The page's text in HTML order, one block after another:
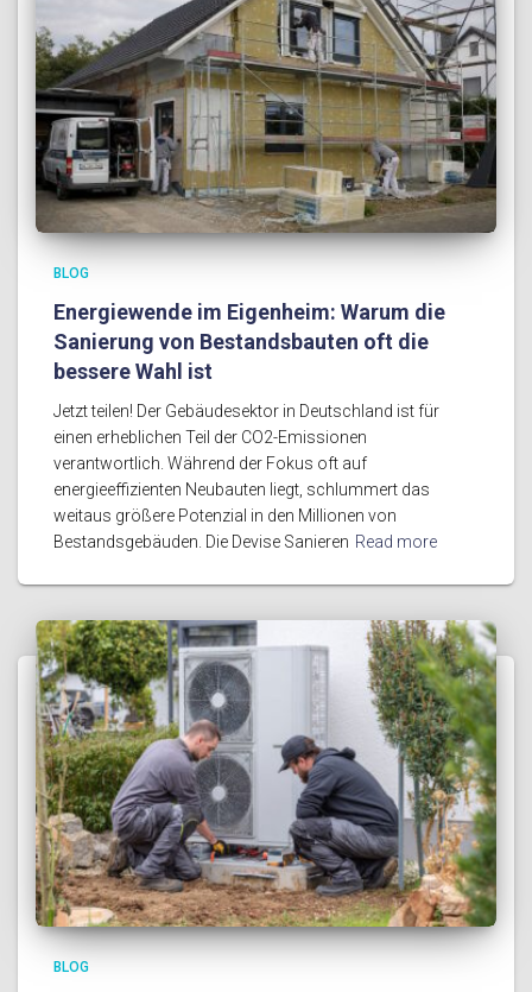
BLOG
Energiewende im Eigenheim: Warum die
Sanierung von Bestandsbauten oft die
bessere Wahl ist
Jetzt teilen! Der Gebäudesektor in Deutschland ist für
einen erheblichen Teil der CO2-Emissionen
verantwortlich. Während der Fokus oft auf
energieeffizienten Neubauten liegt, schlummert das
weitaus größere Potenzial in den Millionen von
Bestandsgebäuden. Die Devise Sanieren Read more
BLOG